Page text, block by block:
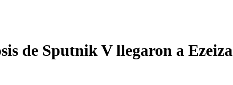
de Sputnik V llegaron a Ezeiza